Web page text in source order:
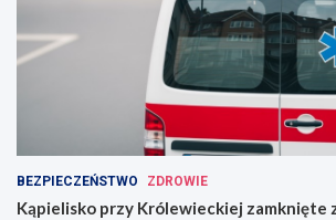
BEZPIECZEŃSTWO ZDROWIE
Kąpielisko przy Królewieckiej zamknięte